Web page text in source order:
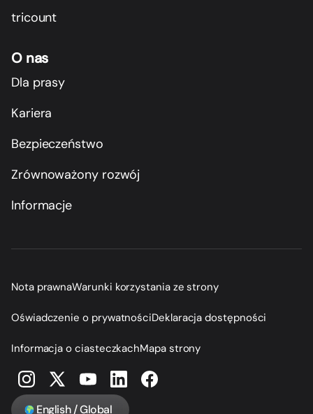
tricount
O nas
Dla prasy
Kariera
Bezpieczeństwo
Zrównoważony rozwój
Informacje
Nota prawnaWarunki korzystania ze strony
Oświadczenie o prywatnościDeklaracja dostępności
Informacja o ciasteczkachMapa strony
English / Global